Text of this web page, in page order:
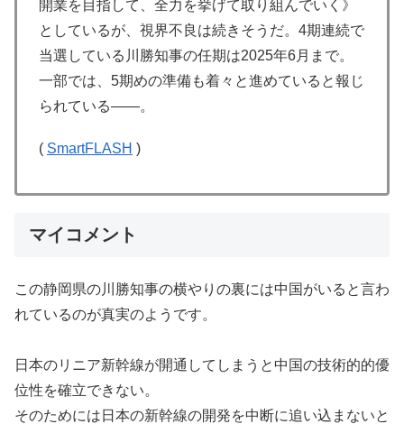
開業を目指して、全力を挙げて取り組んでいく》
としているが、視界不良は続きそうだ。4期連続で
当選している川勝知事の任期は2025年6月まで。
一部では、5期めの準備も着々と進めていると報じ
られている――。
( SmartFLASH )
マイコメント
この静岡県の川勝知事の横やりの裏には中国がいると言わ
れているのが真実のようです。
日本のリニア新幹線が開通してしまうと中国の技術的的優
位性を確立できない。
そのためには日本の新幹線の開発を中断に追い込まないと